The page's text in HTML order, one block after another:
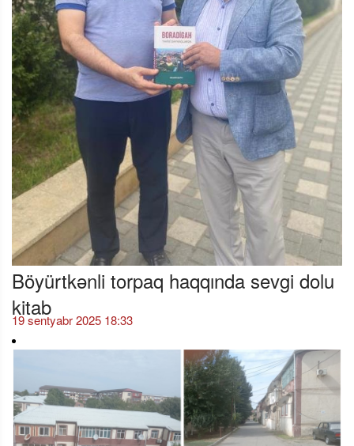
Böyürtkənli torpaq haqqında sevgi dolu
kitab
19 sentyabr 2025 18:33